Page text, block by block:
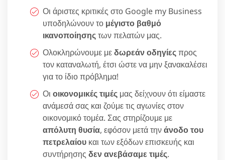
Οι άριστες κριτικές στο Google my Business
υποδηλώνουν το μέγιστο βαθμό
ικανοποίησηςτων πελατών μας.
Ολοκληρώνουμε μεδωρεάν οδηγίεςπρος
τον καταναλωτή, έτσι ώστε να μην ξανακαλέσει
για το ίδιο πρόβλημα!
Οι οικονομικές τιμές μας δείχνουν ότι είμαστε
ανάμεσά σας και ζούμε τις αγωνίες στον
οικονομικό τομέα. Σας στηρίζουμε με
απόλυτη θυσία, εφόσον μετά τηνάνοδο του
πετρελαίου και των εξόδων επισκευής και
συντήρησης δεν ανεβάσαμε τιμές.